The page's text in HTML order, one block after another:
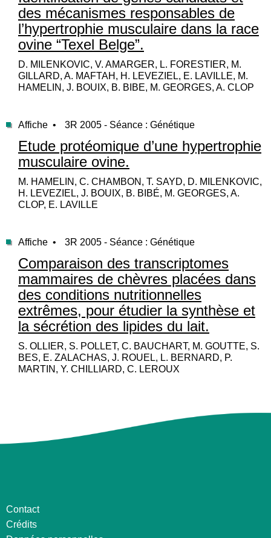
des mécanismes responsables de
l’hypertrophie musculaire dans la race
ovine “Texel Belge”.
D. MILENKOVIC, V. AMARGER, L. FORESTIER, M.
GILLARD, A. MAFTAH, H. LEVEZIEL, E. LAVILLE, M.
HAMELIN, J. BOUIX, B. BIBE, M. GEORGES, A. CLOP
Affiche • 3R 2005 - Séance : Génétique
Etude protéomique d’une hypertrophie
musculaire ovine.
M. HAMELIN, C. CHAMBON, T. SAYD, D. MILENKOVIC,
H. LEVEZIEL, J. BOUIX, B. BIBÉ, M. GEORGES, A.
CLOP, E. LAVILLE
Affiche • 3R 2005 - Séance : Génétique
Comparaison des transcriptomes
mammaires de chèvres placées dans
des conditions nutritionnelles
extrêmes, pour étudier la synthèse et
la sécrétion des lipides du lait.
S. OLLIER, S. POLLET, C. BAUCHART, M. GOUTTE, S.
BES, E. ZALACHAS, J. ROUEL, L. BERNARD, P.
MARTIN, Y. CHILLIARD, C. LEROUX
Contact
Crédits